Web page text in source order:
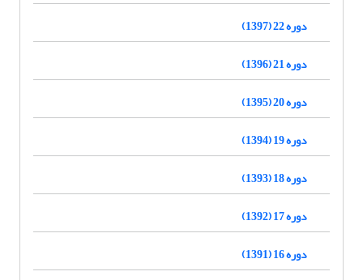
دوره 22 (1397)
دوره 21 (1396)
دوره 20 (1395)
دوره 19 (1394)
دوره 18 (1393)
دوره 17 (1392)
دوره 16 (1391)